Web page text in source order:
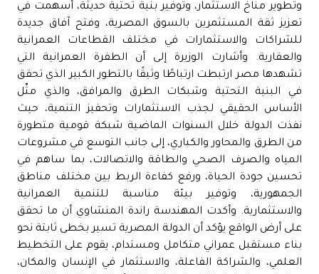
وتطوير مناخ الاستثمار، وتوفير بنية تحتية حديثة، أسهمت في
تعزيز ثقة المستثمرين بالسوق المصرية، وفتح آفاق جديدة
للشراكات والاستثمارات في مختلف القطاعات العمرانية
والعقارية. وأشارت الوزيرة إلى أن الطفرة العمرانية التي
تشهدها مصر ارتبطت ارتباطًا وثيقًا بالتطور الكبير الذي تحقق
في البنية التحتية وشبكات الطرق والمرافق، والذي مثّل
الأساس الحقيقي لجذب الاستثمارات وتحفيز التنمية، حيث
نفذت الدولة خلال السنوات الماضية شبكة قومية متطورة
من الطرق والمحاور والكباري، إلى جانب التوسع في مشروعات
المياه والصرف الصحي والطاقة والاتصالات، بما ساهم في
تحسين جودة الحياة، ورفع كفاءة الربط بين مختلف مناطق
الجمهورية، وتوفير بيئة مناسبة للتنمية العمرانية
والاستثمارية. وأكدت المهندسة راندة المنشاوي أن ما تحقق
على أرض الواقع يؤكد أن الدولة المصرية تسير بخطى ثابتة نحو
بناء مستقبل عمراني متكامل ومستدام، يقوم على التخطيط
العلمي، والشراكة الفاعلة، والاستثمار في الإنسان والمكان،